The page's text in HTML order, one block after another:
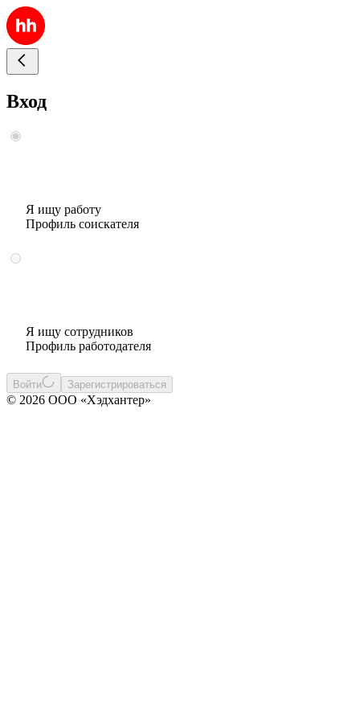
Вход
Я ищу работу
Профиль соискателя
Я ищу сотрудников
Профиль работодателя
Войти Зарегистрироваться
© 2026 ООО «Хэдхантер»